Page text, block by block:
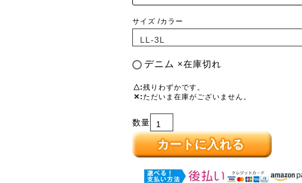
サイズ カラー
デニム ×在庫切れ
△ 残りわずかです。
✕ ただいま在庫がございません。
カートに入れる